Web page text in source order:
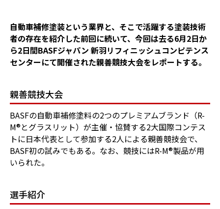
自動車補修塗装という業界と、そこで活躍する塗装技術
者の存在を紹介した前回に続いて、今回は去る6月2日か
ら2日間BASFジャパン 新羽リフィニッシュコンピテンス
センターにて開催された親善競技大会をレポートする。
親善競技大会
BASFの自動車補修塗料の2つのプレミアムブランド（R-
M®とグラスリット）が主催・協賛する2大国際コンテス
トに日本代表として参加する2人による親善競技会で、
BASF初の試みでもある。なお、競技にはR-M®製品が用
いられた。
選手紹介